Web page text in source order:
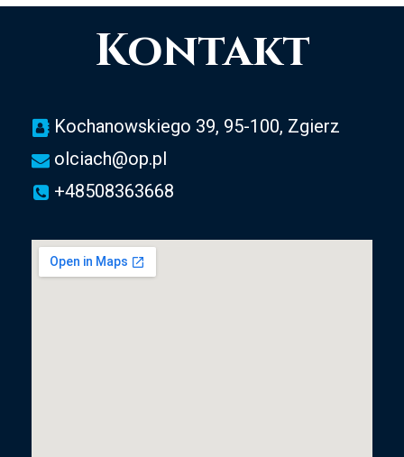
Kontakt
Kochanowskiego 39, 95-100, Zgierz
olciach@op.pl
+48508363668